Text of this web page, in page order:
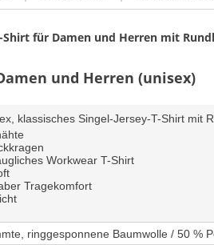
für Damen und Herren mit
und Herren (unisex)
klassisches Singel-Jersey-T-Shirt mit
Workwear T-Shirt
Tragekomfort
ringgesponnene Baumwolle / 50 %